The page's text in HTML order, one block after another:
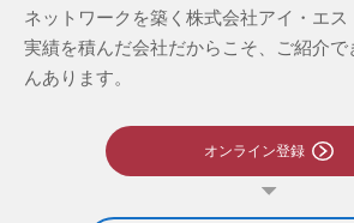
ネットワークを築く株式会社アイ・エス
実績を積んだ会社だからこそ、ご紹介で
んあります。
オンライン登録